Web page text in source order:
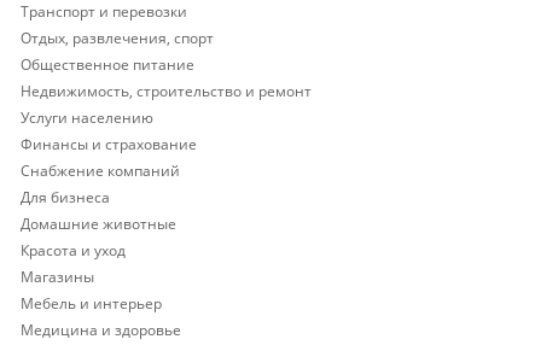
Транспорт и перевозки
Отдых, развлечения, спорт
Общественное питание
Недвижимость, строительство и ремонт
Услуги населению
Финансы и страхование
Снабжение компаний
Для бизнеса
Домашние животные
Красота и уход
Магазины
Мебель и интерьер
Медицина и здоровье